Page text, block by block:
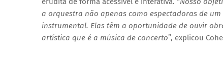
a orquestra não apenas como espectadoras de
instrumental. Elas têm a oportunidade de ouvir
artística que é a música de concerto”, explicou